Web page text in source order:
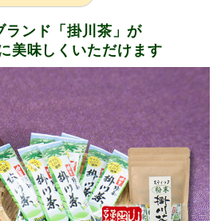
ランド「掛川茶」が
美味しくいただけます